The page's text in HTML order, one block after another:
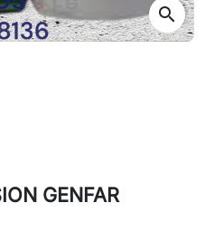
search
GENFAR